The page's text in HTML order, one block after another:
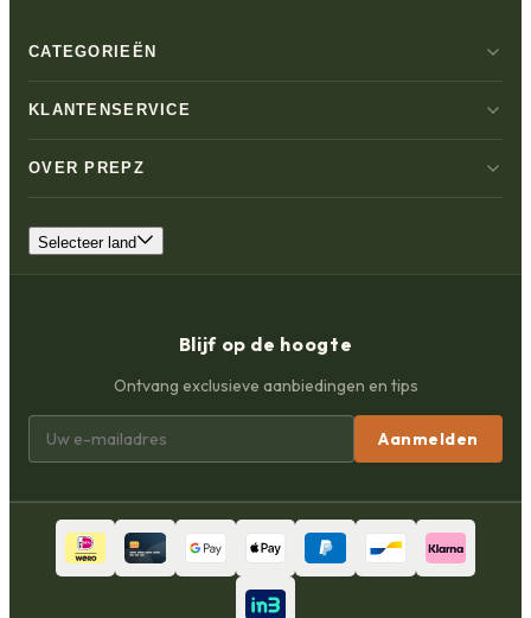
CATEGORIEËN
KLANTENSERVICE
OVER PREPZ
Selecteer land
Blijf op de hoogte
Ontvang exclusieve aanbiedingen en tips
Aanmelden